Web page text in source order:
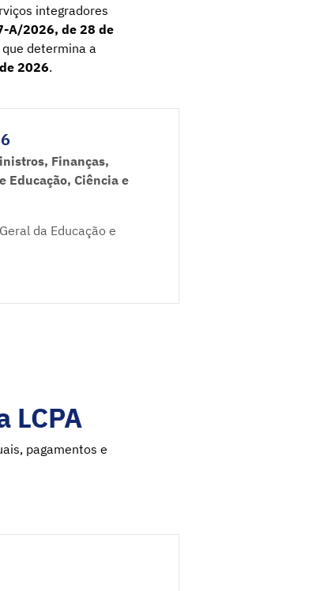
integradores
A/2026, de 28 de
que determina a
2026.
Finanças,
Educação, Ciência e
da Educação e
LCPA
pagamentos e